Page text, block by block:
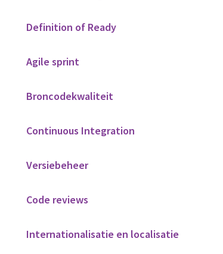
Definition of Ready
Agile sprint
Broncodekwaliteit
Continuous Integration
Versiebeheer
Code reviews
Internationalisatie en localisatie